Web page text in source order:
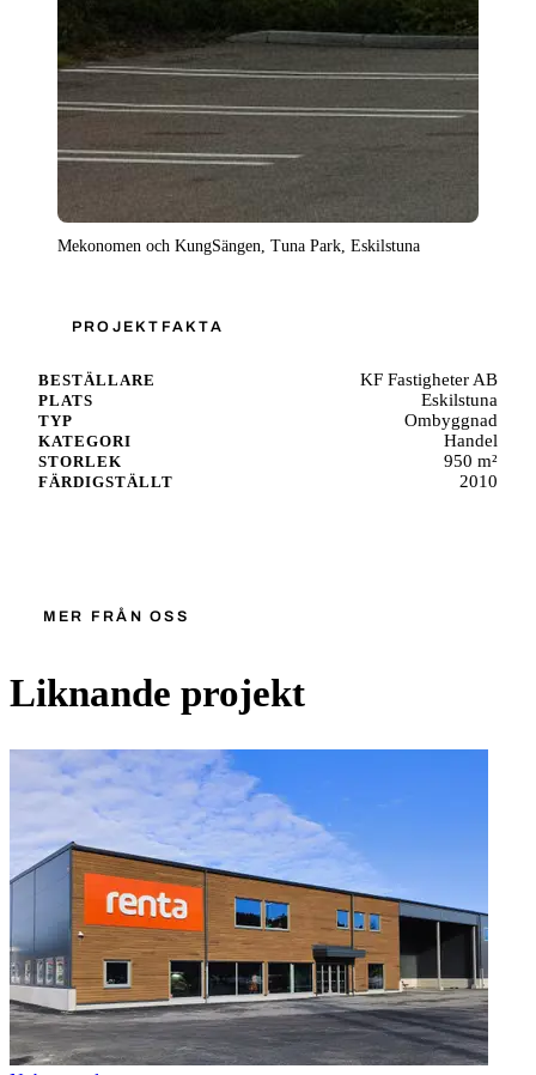
Mekonomen och KungSängen, Tuna Park, Eskilstuna
PROJEKTFAKTA
BESTÄLLARE KF Fastigheter AB
PLATS Eskilstuna
TYP Ombyggnad
KATEGORI Handel
STORLEK 950 m²
FÄRDIGSTÄLLT 2010
MER FRÅN OSS
Liknande projekt